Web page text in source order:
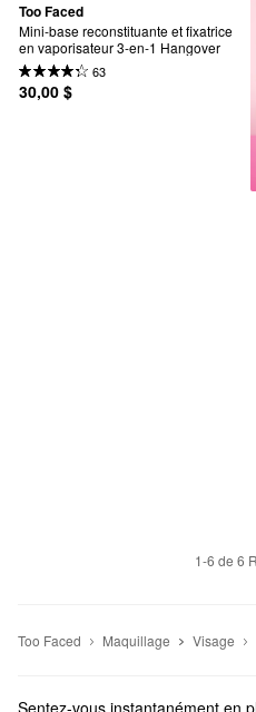
Too Faced
Mini-base reconstituante et fixatrice
en vaporisateur 3-en-1 Hangover
63
30,00 $
1-6 de 6
Too Faced Maquillage Visage
Sentez-vous instantanément en